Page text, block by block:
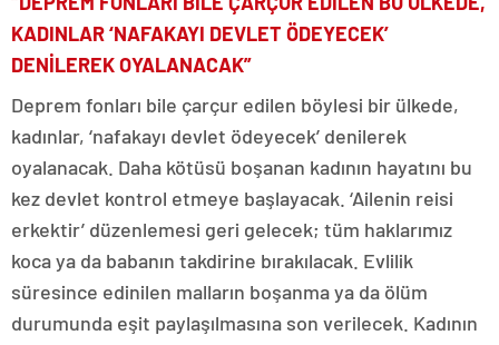
KADINLAR ‘NAFAKAYI DEVLET ÖDEYECEK’
DENİLEREK OYALANACAK”
Deprem fonları bile çarçur edilen böylesi bir ülkede,
kadınlar, ‘nafakayı devlet ödeyecek’ denilerek
oyalanacak. Daha kötüsü boşanan kadının hayatını bu
kez devlet kontrol etmeye başlayacak. ‘Ailenin reisi
erkektir’ düzenlemesi geri gelecek; tüm haklarımız
koca ya da babanın takdirine bırakılacak. Evlilik
süresince edinilen malların boşanma ya da ölüm
durumunda eşit paylaşılmasına son verilecek. Kadının